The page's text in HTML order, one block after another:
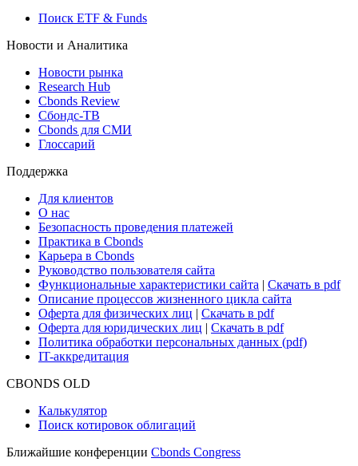
Поиск ETF & Funds
Новости и Аналитика
Новости рынка
Research Hub
Cbonds Review
Сбондс-ТВ
Cbonds для СМИ
Глоссарий
Поддержка
Для клиентов
О нас
Безопасность проведения платежей
Практика в Cbonds
Карьера в Cbonds
Руководство пользователя сайта
Функциональные характеристики сайта | Скачать в pdf
Описание процессов жизненного цикла сайта
Оферта для физических лиц | Скачать в pdf
Оферта для юридических лиц | Скачать в pdf
Политика обработки персональных данных (pdf)
IT-аккредитация
CBONDS OLD
Калькулятор
Поиск котировок облигаций
Ближайшие конференции Cbonds Congress